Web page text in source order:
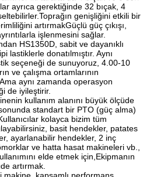
ayrıca gerektiğinde 32 bıçak, 4
genişliğini etkili bir
artırmakGüçlü güç çıkışı,
işlenmesini sağlar.
HS1350D, sabit ve dayanıklı
lastiklerle donatılmıştır. Aynı
seçeneği de sunuyoruz, 4.00-10
ve çalışma ortamlarının
aynı zamanda operasyon
de iyileştirir.
kullanım alanını büyük ölçüde
standart bir PTO (güç alma)
kolayca bizim tüm
basit hendekler, patates
ayarlanabilir hendekler, 2 inç
ve hatta hasat makineleri vb.,
elde etmek için,Ekipmanın
artırmak.